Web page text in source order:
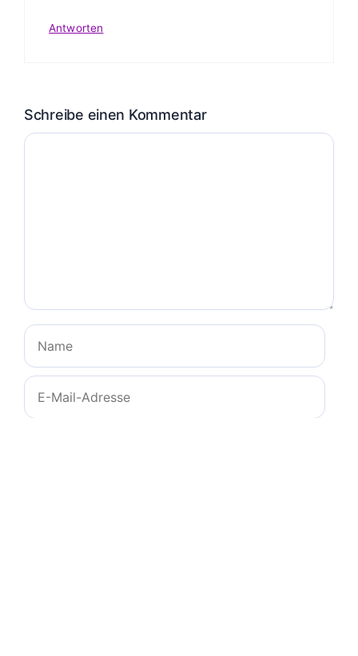
Antworten
Schreibe einen Kommentar
Kommentar
Name
E-
Mail-